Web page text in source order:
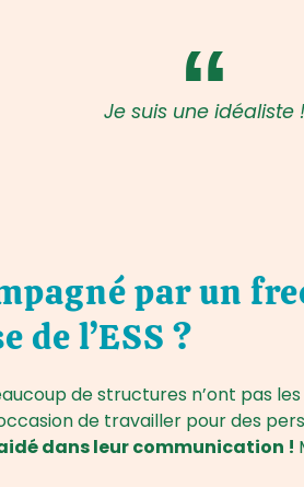
Je suis une idéaliste !
par un
l’ESS ?
de structures n’ont pas
de travailler pour des
dans leur communication !